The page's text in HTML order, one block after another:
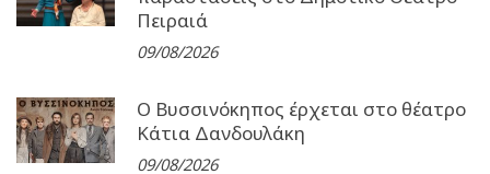
Πειραιά
09/08/2026
Ο Βυσσινόκηπος έρχεται στο θέατρο
Κάτια Δανδουλάκη
09/08/2026